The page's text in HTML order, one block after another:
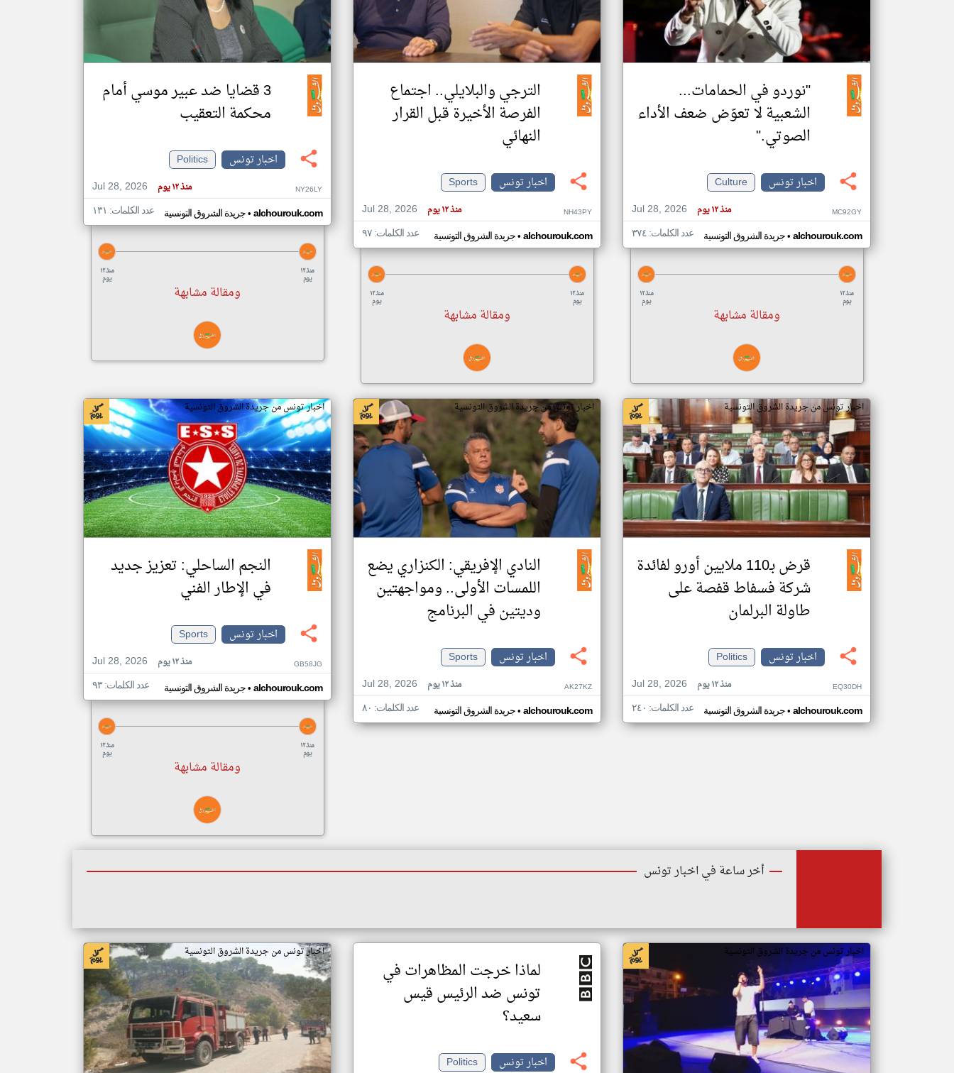
تغيير الدولة
اخبار تونس على مدار الساعة
"نوردو في الحمامات...
الشعبية لا تعوّض ضعف الأداء
الصوتي."
اخبار تونس
Culture
Jul 28, 2026
منذ ١٢ يوم MC92GY
جريدة الشروق التونسية• alchourouk.com عدد الكلمات: ٣٧٤
منذ ١٢
يوم
منذ ١٢
يوم
ومقالة مشابهة
الترجي والبلايلي.. اجتماع
الفرصة الأخيرة قبل القرار
النهائي
اخبار تونس
Sports
Jul 28, 2026
منذ ١٢ يوم NH43PY
جريدة الشروق التونسية• alchourouk.com عدد الكلمات: ٩٧
منذ ١٢
يوم
منذ ١٢
يوم
ومقالة مشابهة
3 قضايا ضد عبير موسي أمام
محكمة التعقيب
اخبار تونس
Politics
Jul 28, 2026
منذ ١٢ يوم NY26LY
جريدة الشروق التونسية• alchourouk.com عدد الكلمات: ١٣١
منذ ١٢
يوم
منذ ١٢
يوم
ومقالة مشابهة
اخبار تونس من جريدة الشروق التونسية
قرض بـ110 ملايين أورو لفائدة
شركة فسفاط قفصة على
طاولة البرلمان
اخبار تونس
Politics
Jul 28, 2026
منذ ١٢ يوم EQ30DH
جريدة الشروق التونسية• alchourouk.com عدد الكلمات: ٢٤٠
اخبار تونس من جريدة الشروق التونسية
النادي الإفريقي: الكنزاري يضع
اللمسات الأولى.. ومواجهتين
وديتين في البرنامج
اخبار تونس
Sports
Jul 28, 2026
منذ ١٢ يوم AK27KZ
جريدة الشروق التونسية• alchourouk.com عدد الكلمات: ٨٠
اخبار تونس من جريدة الشروق التونسية
النجم الساحلي: تعزيز جديد
في الإطار الفني
اخبار تونس
Sports
Jul 28, 2026
منذ ١٢ يوم GB58JG
جريدة الشروق التونسية• alchourouk.com عدد الكلمات: ٩٣
منذ ١٢
يوم
منذ ١٢
يوم
ومقالة مشابهة
أخر ساعة في اخبار تونس
اخبار تونس من جريدة الشروق التونسية
لماذا خرجت المظاهرات في
تونس ضد الرئيس قيس
سعيد؟
اخبار تونس
Politics
اخبار تونس من جريدة الشروق التونسية
klyoum.com